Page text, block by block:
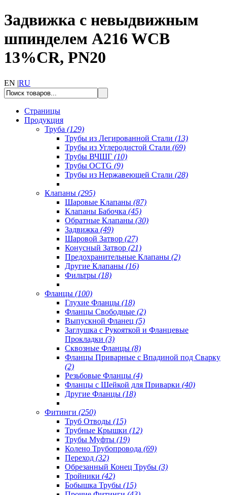
Задвижка с невыдвижным
шпинделем A216 WCB
13%CR, PN20
EN |RU
Страницы
Продукция
Труба (129)
Трубы из Легированной Стали (13)
Трубы из Углеродистой Стали (69)
Трубы ВЧШГ (10)
Трубы OCTG (9)
Трубы из Нержавеющей Стали (28)
Клапаны (295)
Шаровые Клапаны (87)
Клапаны Бабочка (45)
Обратные Клапаны (30)
Задвижка (49)
Шаровой Затвор (27)
Конусный Затвор (21)
Предохранительные Клапаны (2)
Другие Клапаны (16)
Фильтры (18)
Фланцы (100)
Глухие Фланцы (18)
Фланцы Свободные (2)
Выпускной Фланец (5)
Заглушка с Рукояткой и Фланцевые
Прокладки (3)
Сквозные Фланцы (8)
Фланцы Приварные с Впадиной под Сварку
(2)
Резьбовые Фланцы (4)
Фланцы с Шейкой для Приварки (40)
Другие Фланцы (18)
Фитинги (250)
Труб Отводы (15)
Трубные Крышки (12)
Трубы Муфты (19)
Колено Трубопровода (69)
Переход (32)
Обрезанный Конец Трубы (3)
Тройники (42)
Бобышка Трубы (15)